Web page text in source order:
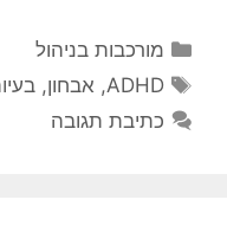
קטגוריות
מורכבות בניהול
תגיות
ADHD
, אבחון,
כתיבת תגובה